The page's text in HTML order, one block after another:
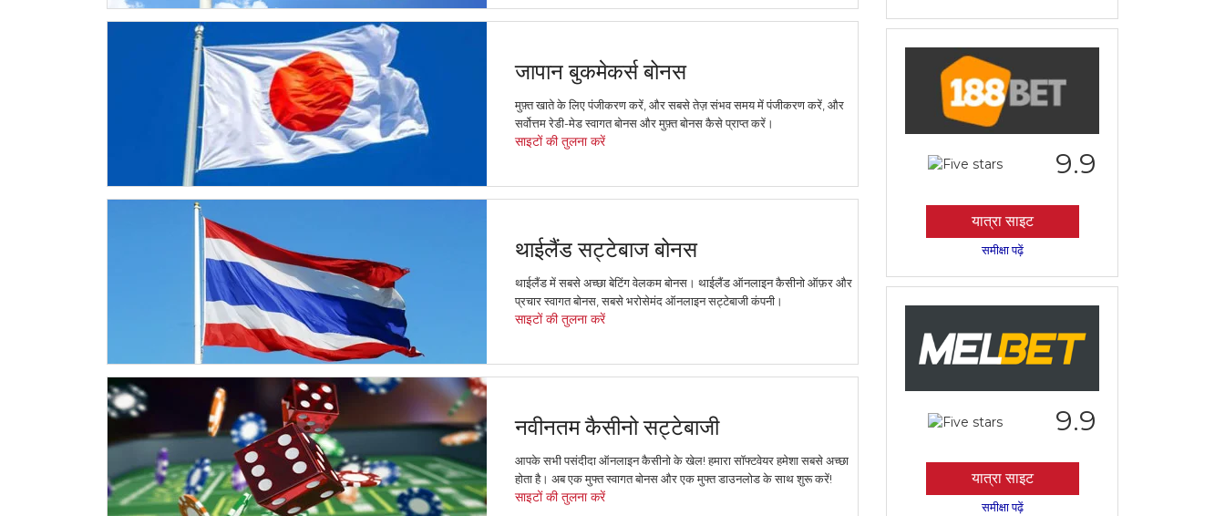
जापान बुकमेकर्स बोनस
मुफ़्त खाते के लिए पंजीकरण करें, और सबसे तेज़ संभव समय में पंजीकरण करें, और
सर्वोत्तम रेडी-मेड स्वागत बोनस और मुफ़्त बोनस कैसे प्राप्त करें।
साइटों की तुलना करें
थाईलैंड सट्टेबाज बोनस
थाईलैंड में सबसे अच्छा बेटिंग वेलकम बोनस। थाईलैंड ऑनलाइन कैसीनो ऑफ़र और
प्रचार स्वागत बोनस, सबसे भरोसेमंद ऑनलाइन सट्टेबाजी कंपनी।
साइटों की तुलना करें
नवीनतम कैसीनो सट्टेबाजी
आपके सभी पसंदीदा ऑनलाइन कैसीनो के खेल! हमारा सॉफ्टवेयर हमेशा सबसे अच्छा
होता है। अब एक मुफ्त स्वागत बोनस और एक मुफ्त डाउनलोड के साथ शुरू करें!
साइटों की तुलना करें
9.9
यात्रा साइट
समीक्षा पढ़ें
9.9
यात्रा साइट
समीक्षा पढ़ें